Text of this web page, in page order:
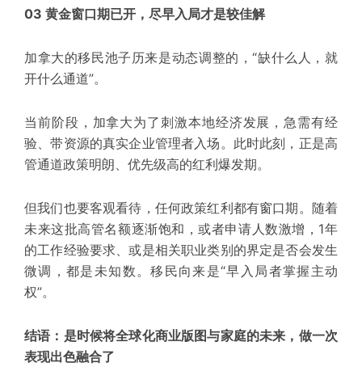
03 黄金窗口期已开，尽早入局才是较佳解
加拿大的移民池子历来是动态调整的，“缺什么人，就
开什么通道”。
当前阶段，加拿大为了刺激本地经济发展，急需有经
验、带资源的真实企业管理者入场。此时此刻，正是高
管通道政策明朗、优先级高的红利爆发期。
但我们也要客观看待， 任何政策红利都有窗口期。 随着
未来这批高管名额逐渐饱和，或者申请人数激增，1年
的工作经验要求、或是相关职业类别的界定是否会发生
微调，都是未知数。移民向来是“早入局者掌握主动
权”。
结语：是时候将全球化商业版图与家庭的未来，做一次
表现出色融合了